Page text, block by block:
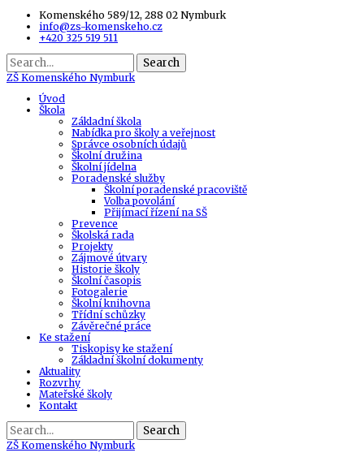
Komenského 589/12, 288 02 Nymburk
info@zs-komenskeho.cz
+420 325 519 511
Search
ZŠ Komenského Nymburk
Úvod
Škola
Základní škola
Nabídka pro školy a veřejnost
Správce osobních údajů
Školní družina
Školní jídelna
Poradenské služby
Školní poradenské pracoviště
Volba povolání
Přijímací řízení na SŠ
Prevence
Školská rada
Projekty
Zájmové útvary
Historie školy
Školní časopis
Fotogalerie
Školní knihovna
Třídní schůzky
Závěrečné práce
Ke stažení
Tiskopisy ke stažení
Základní školní dokumenty
Aktuality
Rozvrhy
Mateřské školy
Kontakt
Search
ZŠ Komenského Nymburk